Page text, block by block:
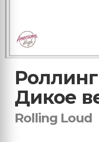
Дикое
Rolling Loud